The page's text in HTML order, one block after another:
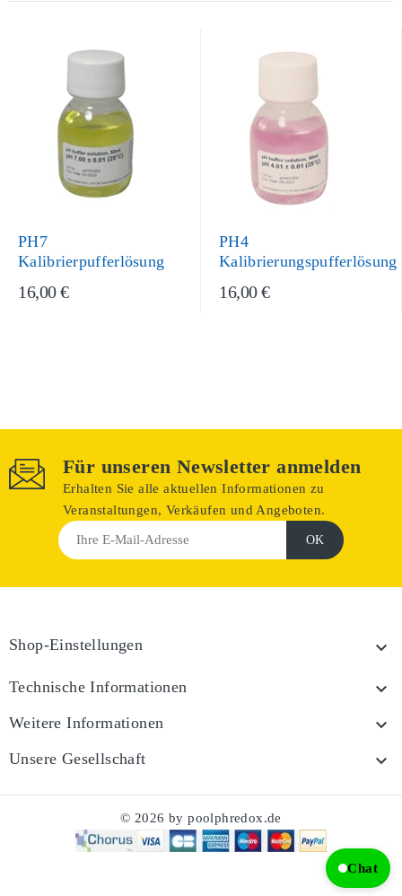
PH7
Kalibrierpufferlösung
16,00 €
PH4
Kalibrierungspufferlösung
16,00 €
Für unseren Newsletter anmelden
Erhalten Sie alle aktuellen Informationen zu
Veranstaltungen, Verkäufen und Angeboten.
Shop-Einstellungen 
Technische Informationen 
Weitere Informationen 
Unsere Gesellschaft 
© 2026 by poolphredox.de
Chat